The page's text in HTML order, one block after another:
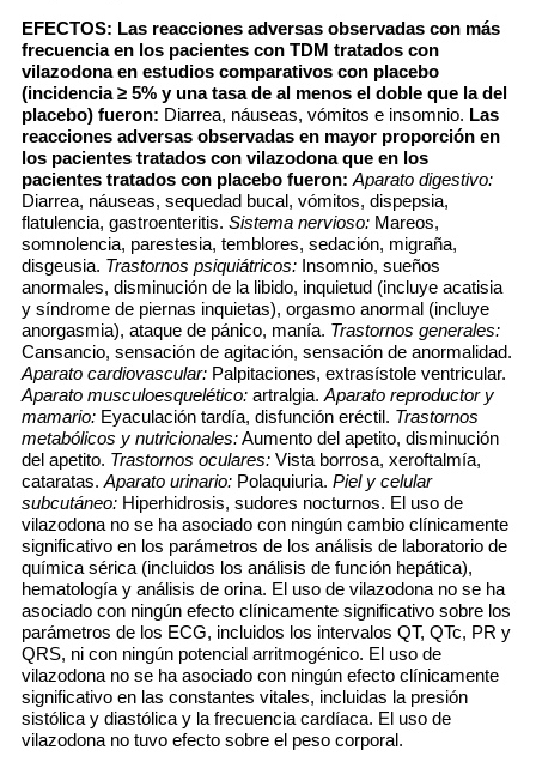
EFECTOS: Las reacciones adversas observadas con más
frecuencia en los pacientes con TDM tratados con
vilazodona en estudios comparativos con placebo
(incidencia ≥ 5% y una tasa de al menos el doble que la del
placebo) fueron: Diarrea, náuseas, vómitos e insomnio. Las
reacciones adversas observadas en mayor proporción en
los pacientes tratados con vilazodona que en los
pacientes tratados con placebo fueron: Aparato digestivo:
Diarrea, náuseas, sequedad bucal, vómitos, dispepsia,
flatulencia, gastroenteritis. Sistema nervioso: Mareos,
somnolencia, parestesia, temblores, sedación, migraña,
disgeusia. Trastornos psiquiátricos: Insomnio, sueños
anormales, disminución de la libido, inquietud (incluye acatisia
y síndrome de piernas inquietas), orgasmo anormal (incluye
anorgasmia), ataque de pánico, manía. Trastornos generales:
Cansancio, sensación de agitación, sensación de anormalidad.
Aparato cardiovascular: Palpitaciones, extrasístole ventricular.
Aparato musculoesquelético: artralgia. Aparato reproductor y
mamario: Eyaculación tardía, disfunción eréctil. Trastornos
metabólicos y nutricionales:Aumento del apetito, disminución
del apetito. Trastornos oculares: Vista borrosa, xeroftalmía,
cataratas. Aparato urinario: Polaquiuria. Piel y celular
subcutáneo: Hiperhidrosis, sudores nocturnos. El uso de
vilazodona no se ha asociado con ningún cambio clínicamente
significativo en los parámetros de los análisis de laboratorio de
química sérica (incluidos los análisis de función hepática),
hematología y análisis de orina. El uso de vilazodona no se ha
asociado con ningún efecto clínicamente significativo sobre los
parámetros de los ECG, incluidos los intervalos QT, QTc, PR y
QRS, ni con ningún potencial arritmogénico. El uso de
vilazodona no se ha asociado con ningún efecto clínicamente
significativo en las constantes vitales, incluidas la presión
sistólica y diastólica y la frecuencia cardíaca. El uso de
vilazodona no tuvo efecto sobre el peso corporal.